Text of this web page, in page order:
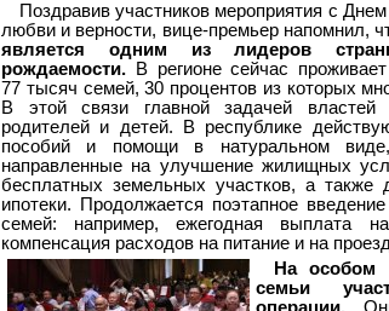
Поздравив участников мероприятия с
любви и верности, вице-премьер напомнил,
является одним из лидеров
рождаемости. В регионе сейчас
77 тысяч семей, 30 процентов из которых
В этой связи главной задачей властей
родителей и детей. В республике
пособий и помощи в натуральном
направленные на улучшение жилищных
бесплатных земельных участков, а также
ипотеки. Продолжается поэтапное
семей: например, ежегодная выплата
компенсация расходов на питание и на
На особом
семьи